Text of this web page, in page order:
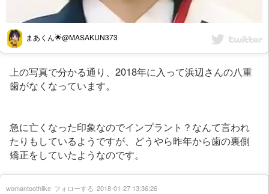
まあくん🌟@MASAKUN373
上の写真で分かる通り、2018年に入って浜辺さんの八重
歯がなくなっています。
急に亡くなった印象なのでインプラント？なんて言われ
たりもしているようですが、どうやら昨年から歯の裏側
矯正をしていたようなのです。
womantoothlike フォローする 2018-01-27 13:36:26